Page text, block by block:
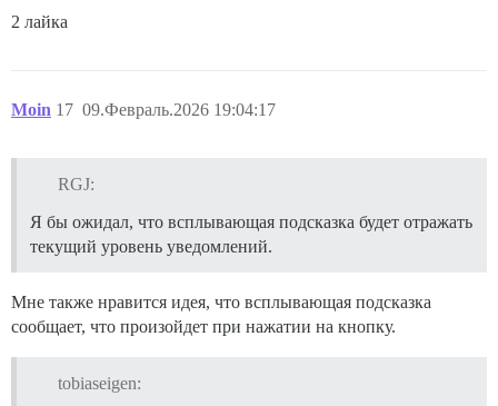
2 лайка
Moin 09.Февраль.2026 19:04:17
17
RGJ:
Я бы ожидал, что всплывающая подсказка будет отражать
текущий уровень уведомлений.
Мне также нравится идея, что всплывающая подсказка
сообщает, что произойдет при нажатии на кнопку.
tobiaseigen: